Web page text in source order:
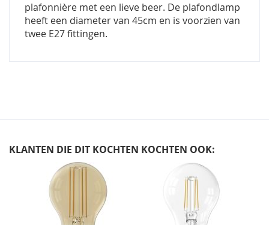
plafonnière met een lieve beer. De plafondlamp
heeft een diameter van 45cm en is voorzien van
twee E27 fittingen.
KLANTEN DIE DIT KOCHTEN KOCHTEN OOK:
carousel